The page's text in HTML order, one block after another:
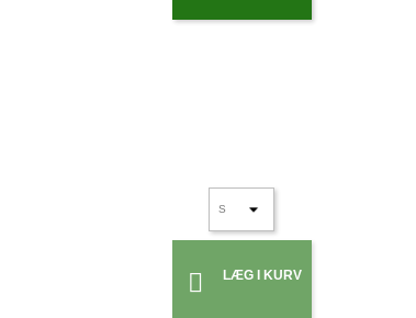
 LÆG I KURV